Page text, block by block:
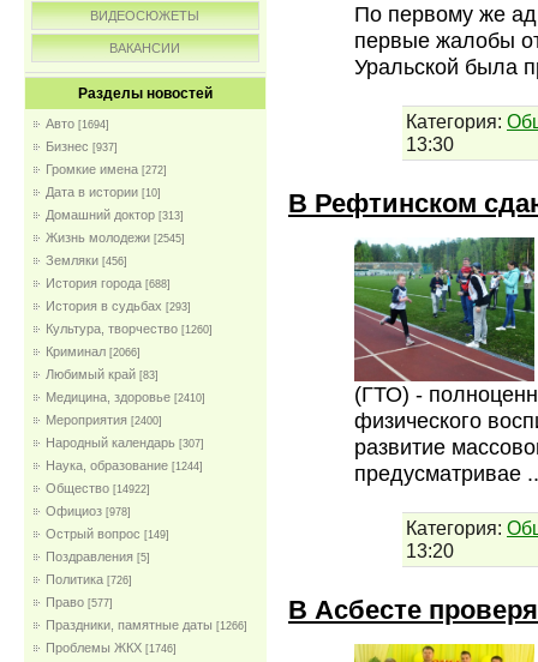
ВИДЕОСЮЖЕТЫ
ВАКАНСИИ
Разделы новостей
Авто [1694]
Бизнес [937]
Громкие имена [272]
Дата в истории [10]
Домашний доктор [313]
Жизнь молодежи [2545]
Земляки [456]
История города [688]
История в судьбах [293]
Культура, творчество [1260]
Криминал [2066]
Любимый край [83]
Медицина, здоровье [2410]
Мероприятия [2400]
Народный календарь [307]
Наука, образование [1244]
Общество [14922]
Официоз [978]
Острый вопрос [149]
Поздравления [5]
Политика [726]
Право [577]
Праздники, памятные даты [1266]
Проблемы ЖКХ [1746]
По первому же
первые жалобы
Уральской была
Категория:
13:30
В Рефтинском
(ГТО) -
физического
развитие
предусматривае
Категория:
13:20
В Асбесте